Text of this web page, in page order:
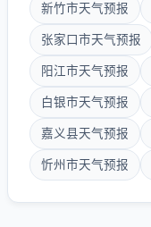
新竹市天气预报
张家口市天气预报
阳江市天气预报
白银市天气预报
嘉义县天气预报
忻州市天气预报